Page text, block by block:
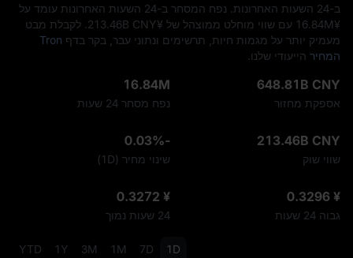
ב-24 השעות האחרונות. נפח המסחר ב-24 השעות האחרונות עומד על
¥‎16.84M עם שווי מוחלט ממוצהל של ¥‎213.46B CNY. לקבלת מבט
מעמיק יותר על מגמות חיות, תרשימים ונתוני עבר, בקר בדף Tron
המחיר הייעודי שלנו.
648.81B CNY
אספקת מחזור
16.84M
נפח מסחר 24 שעות
213.46B CNY
שווי שוק
-0.03%
שינוי מחיר (1D)
¥ 0.3296
גבוה 24 שעות
¥ 0.3272
24 שעות נמוך
1D
7D
1M
3M
1Y
YTD